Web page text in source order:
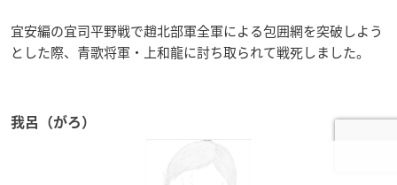
宜安編の宜司平野戦で趙北部軍全軍による包囲網を突破しよう
とした際、青歌将軍・上和龍に討ち取られて戦死しました。
我呂（がろ）